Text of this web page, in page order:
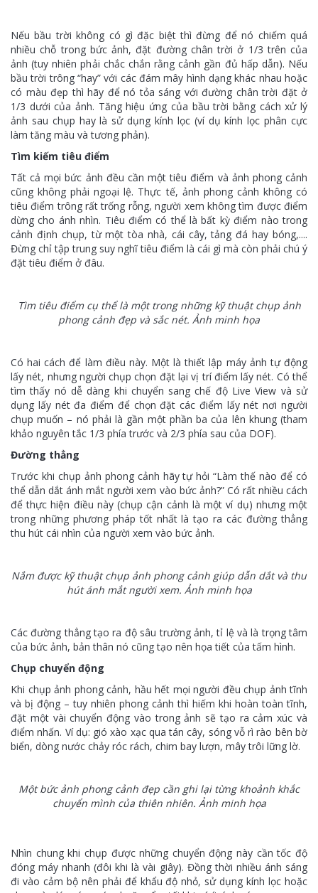
Nếu bầu trời không có gì đặc biệt thì đừng để nó chiếm quá
nhiều chỗ trong bức ảnh, đặt đường chân trời ở 1/3 trên của
ảnh (tuy nhiên phải chắc chắn rằng cảnh gần đủ hấp dẫn). Nếu
bầu trời trông “hay” với các đám mây hình dạng khác nhau hoặc
có màu đẹp thì hãy để nó tỏa sáng với đường chân trời đặt ở
1/3 dưới của ảnh. Tăng hiệu ứng của bầu trời bằng cách xử lý
ảnh sau chụp hay là sử dụng kính lọc (ví dụ kính lọc phân cực
làm tăng màu và tương phản).
Tìm kiếm tiêu điểm
Tất cả mọi bức ảnh đều cần một tiêu điểm và ảnh phong cảnh
cũng không phải ngoại lệ. Thực tế, ảnh phong cảnh không có
tiêu điểm trông rất trống rỗng, người xem không tìm được điểm
dừng cho ánh nhìn. Tiêu điểm có thể là bất kỳ điểm nào trong
cảnh định chụp, từ một tòa nhà, cái cây, tảng đá hay bóng,....
Đừng chỉ tập trung suy nghĩ tiêu điểm là cái gì mà còn phải chú ý
đặt tiêu điểm ở đâu.
Tìm tiêu điểm cụ thể là một trong những kỹ thuật chụp ảnh
phong cảnh đẹp và sắc nét. Ảnh minh họa
Có hai cách để làm điều này. Một là thiết lập máy ảnh tự động
lấy nét, nhưng người chụp chọn đặt lại vị trí điểm lấy nét. Có thể
tìm thấy nó dễ dàng khi chuyển sang chế độ Live View và sử
dụng lấy nét đa điểm để chọn đặt các điểm lấy nét nơi người
chụp muốn – nó phải là gần một phần ba của lên khung (tham
khảo nguyên tắc 1/3 phía trước và 2/3 phía sau của DOF).
Đường thẳng
Trước khi chụp ảnh phong cảnh hãy tự hỏi “Làm thế nào để có
thể dẫn dắt ánh mắt người xem vào bức ảnh?” Có rất nhiều cách
để thực hiện điều này (chụp cận cảnh là một ví dụ) nhưng một
trong những phương pháp tốt nhất là tạo ra các đường thẳng
thu hút cái nhìn của người xem vào bức ảnh.
Nắm được kỹ thuật chụp ảnh phong cảnh giúp dẫn dắt và thu
hút ánh mắt người xem. Ảnh minh họa
Các đường thẳng tạo ra độ sâu trường ảnh, tỉ lệ và là trọng tâm
của bức ảnh, bản thân nó cũng tạo nên họa tiết của tấm hình.
Chụp chuyển động
Khi chụp ảnh phong cảnh, hầu hết mọi người đều chụp ảnh tĩnh
và bị động – tuy nhiên phong cảnh thì hiếm khi hoàn toàn tĩnh,
đặt một vài chuyển động vào trong ảnh sẽ tạo ra cảm xúc và
điểm nhấn. Ví dụ: gió xào xạc qua tán cây, sóng vỗ rì rào bên bờ
biển, dòng nước chảy róc rách, chim bay lượn, mây trôi lững lờ.
Một bức ảnh phong cảnh đẹp cần ghi lại từng khoảnh khắc
chuyển mình của thiên nhiên. Ảnh minh họa
Nhìn chung khi chụp được những chuyển động này cần tốc độ
đóng máy nhanh (đôi khi là vài giây). Đồng thời nhiều ánh sáng
đi vào cảm bộ nên phải để khẩu độ nhỏ, sử dụng kính lọc hoặc